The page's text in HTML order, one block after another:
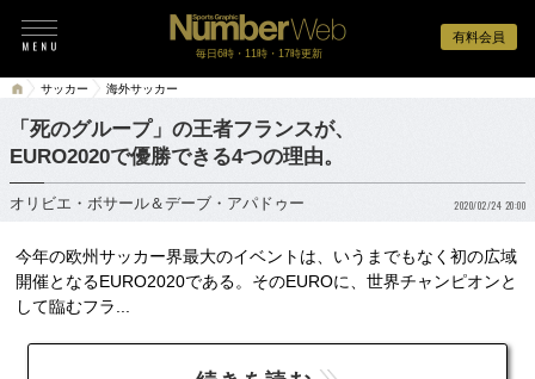
有料会員
毎日6時・11時・17時更新
サッカー 海外サッカー
「死のグループ」の王者フランスが、
EURO2020で優勝できる4つの理由。
オリビエ・ボサール＆デーブ・アパドゥー 2020/02/24 20:00
今年の欧州サッカー界最大のイベントは、いうまでもなく初の広域
開催となるEURO2020である。そのEUROに、世界チャンピオンと
して臨むフラ...